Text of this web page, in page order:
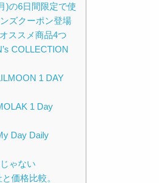
)の6日間限定で使
ズクーポン登場
ススメ商品4つ
COLLECTION
1 DAY
1 Day
Day Daily
ゃない
価格比較。